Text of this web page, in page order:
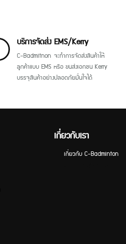
บริการจัดส่ง EMS/Kerry
C-Badmitnon จะทำการจัดส่งสินค้าให้
ลูกค้าแบบ EMS หรือ ขนส่งเอกชน Kerry
บรรจุสินค้าอย่างปลอดภัยมั่นใจได้
เกี่ยวกับเรา
เกี่ยวกับ C-Badminton